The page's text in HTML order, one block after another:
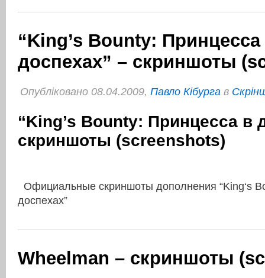
“King’s Bounty: Принцесса
доспехах” – скриншоты
Опубліковано 08.04.2009, Павло Кібурга в
“King’s Bounty: Принцесса в
скриншоты (screenshots)
Официальные скриншоты дополнения “King‘s
доспехах”
Wheelman – скриншоты